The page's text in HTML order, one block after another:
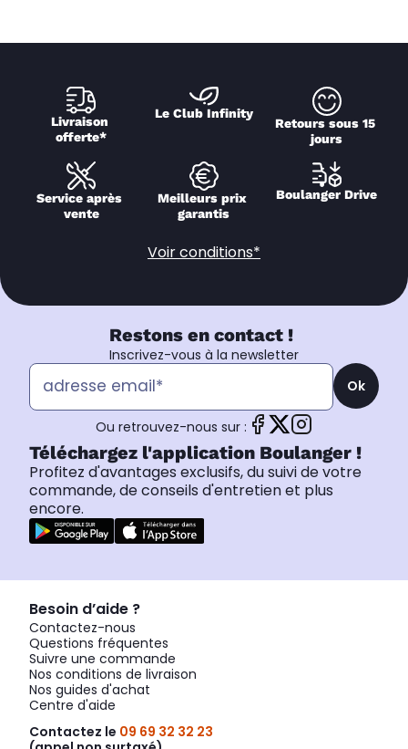
Livraison
offerte*
Le Club Infinity
Retours sous 15
jours
Service après
vente
Meilleurs prix
garantis
Boulanger Drive
Voir conditions*
Restons en contact !
Inscrivez-vous à la newsletter
Ok
Ou retrouvez-nous sur :
Téléchargez l'application Boulanger !
Profitez d'avantages exclusifs, du suivi de votre
commande, de conseils d'entretien et plus
encore.
Besoin d’aide ?
Contactez-nous
Questions fréquentes
Suivre une commande
Nos conditions de livraison
Nos guides d'achat
Centre d'aide
Contactez le 09 69 32 32 23